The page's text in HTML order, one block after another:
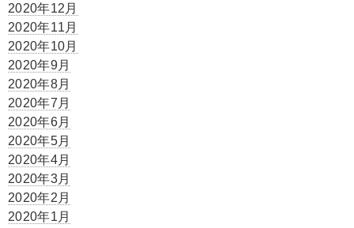
2020年12月
2020年11月
2020年10月
2020年9月
2020年8月
2020年7月
2020年6月
2020年5月
2020年4月
2020年3月
2020年2月
2020年1月